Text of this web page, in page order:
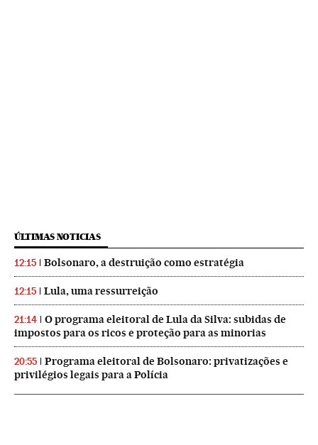
ÚLTIMAS NOTICIAS
12:15 Bolsonaro, a destruição como estratégia
12:15 Lula, uma ressurreição
21:14
O programa eleitoral de Lula da Silva: subidas de
impostos para os ricos e proteção para as minorias
20:55
Programa eleitoral de Bolsonaro: privatizações e
privilégios legais para a Polícia